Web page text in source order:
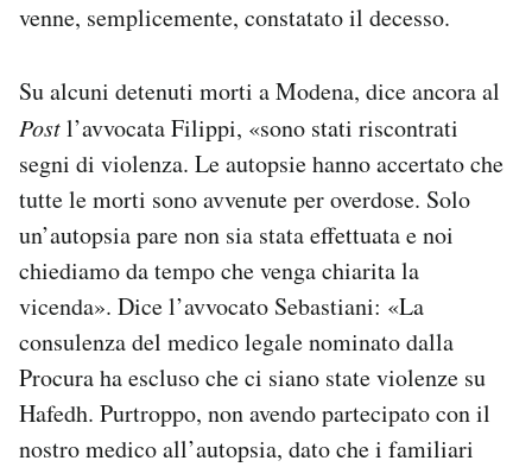
venne, semplicemente, constatato il decesso.
Su alcuni detenuti morti a Modena, dice ancora al
Postl’avvocata Filippi, «sono stati riscontrati
segni di violenza. Le autopsie hanno accertato che
tutte le morti sono avvenute per overdose. Solo
un’autopsia pare non sia stata effettuata e noi
chiediamo da tempo che venga chiarita la
vicenda». Dice l’avvocato Sebastiani: «La
consulenza del medico legale nominato dalla
Procura ha escluso che ci siano state violenze su
Hafedh. Purtroppo, non avendo partecipato con il
nostro medico all’autopsia, dato che i familiari